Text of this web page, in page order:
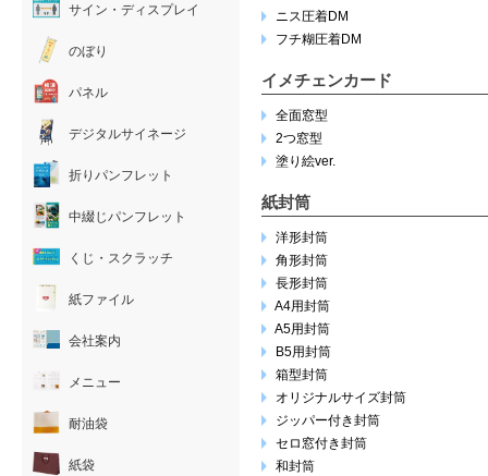
ニス圧着DM
フチ糊圧着DM
イメチェンカード
全面窓型
2つ窓型
塗り絵ver.
紙封筒
洋形封筒
角形封筒
長形封筒
A4用封筒
A5用封筒
B5用封筒
箱型封筒
オリジナルサイズ封筒
ジッパー付き封筒
セロ窓付き封筒
和封筒
サイン・ディスプレイ
のぼり
パネル
デジタルサイネージ
折りパンフレット
中綴じパンフレット
くじ・スクラッチ
紙ファイル
会社案内
メニュー
耐油袋
紙袋